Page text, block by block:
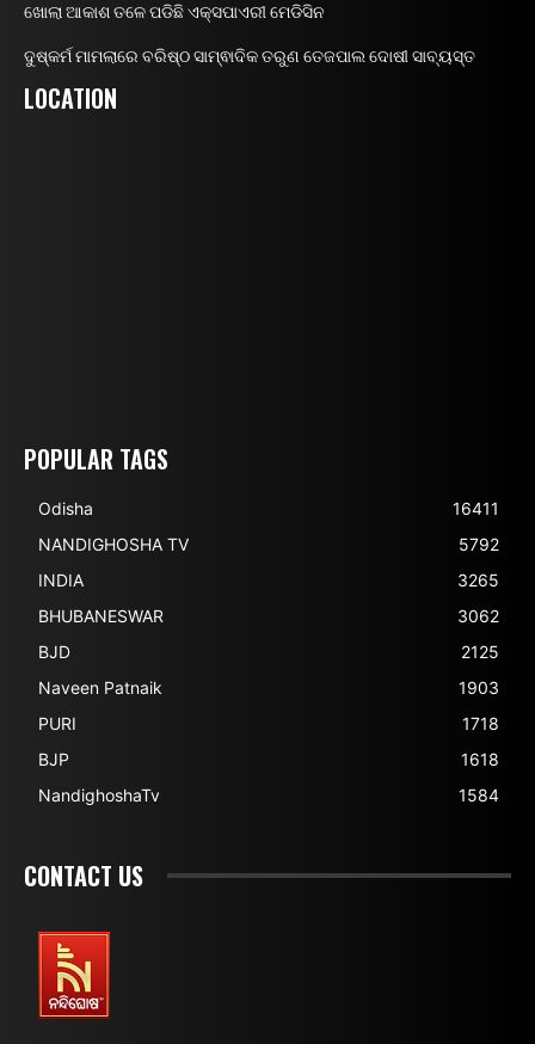
ଖୋଲା ଆକାଶ ତଳେ ପଡିଛି ଏକ୍ସପାଏରୀ ମେଡିସିନ
ଦୁଷ୍କର୍ମ ମାମଲାରେ ବରିଷ୍ଠ ସାମ୍ଵାଦିକ ତରୁଣ ତେଜପାଲ ଦୋଷୀ ସାବ୍ୟସ୍ତ
LOCATION
POPULAR TAGS
Odisha
16411
NANDIGHOSHA TV
5792
INDIA
3265
BHUBANESWAR
3062
BJD
2125
Naveen Patnaik
1903
PURI
1718
BJP
1618
NandighoshaTv
1584
CONTACT US